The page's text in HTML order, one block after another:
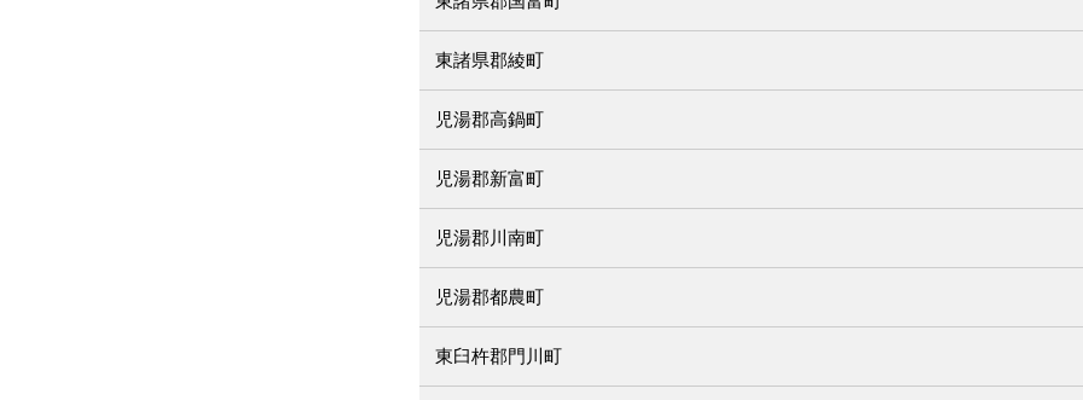
東諸県郡綾町
児湯郡高鍋町
児湯郡新富町
児湯郡川南町
児湯郡都農町
東臼杵郡門川町